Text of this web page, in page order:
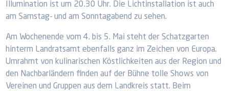
Illumination ist um 20.30 Uhr. Die Lichtinstallation ist auch
am Samstag- und am Sonntagabend zu sehen.
Am Wochenende vom 4. bis 5. Mai steht der Schatzgarten
hinterm Landratsamt ebenfalls ganz im Zeichen von Europa.
Umrahmt von kulinarischen Köstlichkeiten aus der Region und
den Nachbarländern finden auf der Bühne tolle Shows von
Vereinen und Gruppen aus dem Landkreis statt. Beim